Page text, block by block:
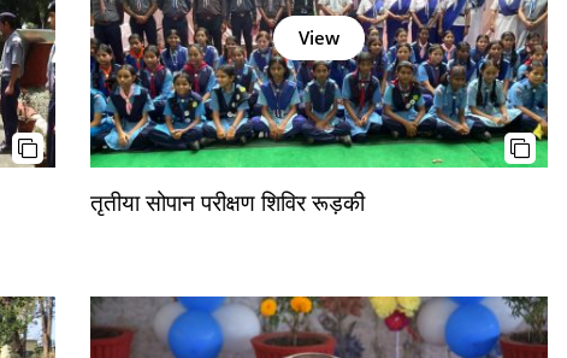
View
तृतीया सोपान परीक्षण शिविर रूड़की